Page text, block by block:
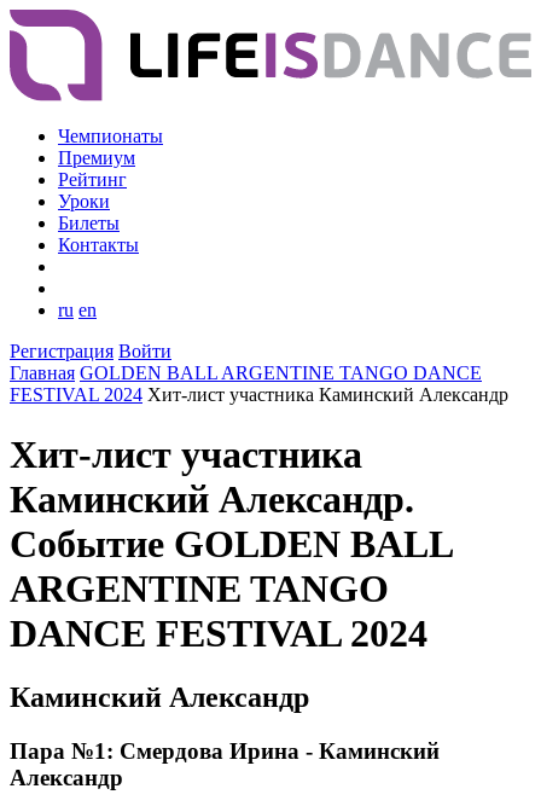
Чемпионаты
Премиум
Рейтинг
Уроки
Билеты
Контакты
ru en
Регистрация Войти
Главная GOLDEN BALL ARGENTINE TANGO DANCE
FESTIVAL 2024 Хит-лист участника Каминский Александр
Хит-лист участника
Каминский Александр.
Событие GOLDEN BALL
ARGENTINE TANGO
DANCE FESTIVAL 2024
Каминский Александр
Пара №1: Смердова Ирина - Каминский
Александр